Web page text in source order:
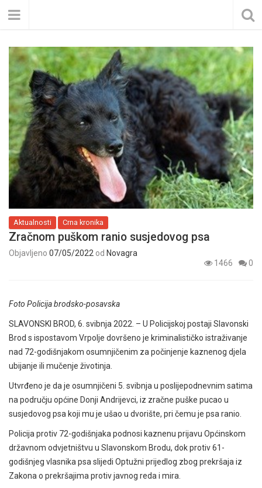
Aktualnosti Crna kronika
Zračnom puškom ranio susjedovog psa
Objavljeno 07/05/2022 od Novagra
1466
0
Foto Policija brodsko-posavska
SLAVONSKI BROD, 6. svibnja 2022. – U Policijskoj postaji Slavonski
Brod s ispostavom Vrpolje dovršeno je kriminalističko istraživanje
nad 72-godišnjakom osumnjičenim za počinjenje kaznenog djela
ubijanje ili mučenje životinja.
Utvrđeno je da je osumnjičeni 5. svibnja u poslijepodnevnim satima
na području općine Donji Andrijevci, iz zračne puške pucao u
susjedovog psa koji mu je ušao u dvorište, pri čemu je psa ranio.
Policija protiv 72-godišnjaka podnosi kaznenu prijavu Općinskom
državnom odvjetništvu u Slavonskom Brodu, dok protiv 61-
godišnjeg vlasnika psa slijedi Optužni prijedlog zbog prekršaja iz
Zakona o prekršajima protiv javnog reda i mira.